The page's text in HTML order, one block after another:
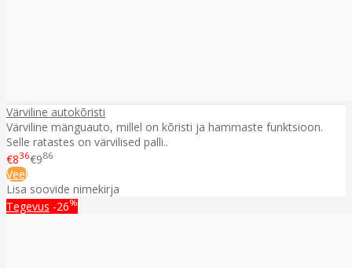
Värviline autokõristi
Värviline mänguauto, millel on kõristi ja hammaste funktsioon.
Selle ratastes on värvilised palli..
€836€986
Veel
Lisa soovide nimekirja
Tegevus -26%